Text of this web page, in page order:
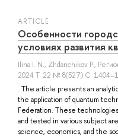
ARTICLE
Особенности
условиях развития
Ilina I. N., Zhdanchikov P.,
2024 Т. 22 № 8(527) С.
. The article presents an
the application of quantum
Federation. These
and tested in various subject
science, economics, and the